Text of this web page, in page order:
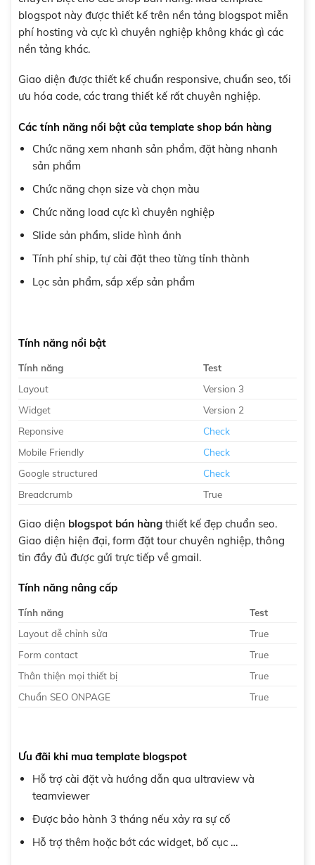
blogspot này được thiết kế trên nền tảng blogspot miễn
phí hosting và cực kì chuyên nghiệp không khác gì các
nền tảng khác.
Giao diện được thiết kế chuẩn responsive, chuẩn seo, tối
ưu hóa code, các trang thiết kế rất chuyên nghiệp.
Các tính năng nổi bật của template shop bán hàng
Chức năng xem nhanh sản phẩm, đặt hàng nhanh
sản phẩm
Chức năng chọn size và chọn màu
Chức năng load cực kì chuyên nghiệp
Slide sản phẩm, slide hình ảnh
Tính phí ship, tự cài đặt theo từng tỉnh thành
Lọc sản phẩm, sắp xếp sản phẩm
Tính năng nổi bật
Tính năng
Test
Layout
Version 3
Widget
Version 2
Reponsive
Check
Mobile Friendly
Check
Google structured
Check
Breadcrumb
True
Giao diện blogspot bán hàng thiết kế đẹp chuẩn seo.
Giao diện hiện đại, form đặt tour chuyên nghiệp, thông
tin đầy đủ được gửi trực tiếp về gmail.
Tính năng nâng cấp
Tính năng
Test
Layout dễ chỉnh sửa
True
Form contact
True
Thân thiện mọi thiết bị
True
Chuẩn SEO ONPAGE
True
Ưu đãi khi mua template blogspot
Hỗ trợ cài đặt và hướng dẫn qua ultraview và
teamviewer
Được bảo hành 3 tháng nếu xảy ra sự cố
Hỗ trợ thêm hoặc bớt các widget, bố cục …